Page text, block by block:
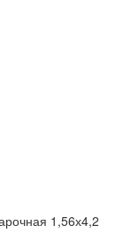
1,56х4,2